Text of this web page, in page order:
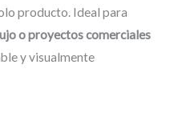
producto. Ideal para
o proyectos comerciales
y visualmente